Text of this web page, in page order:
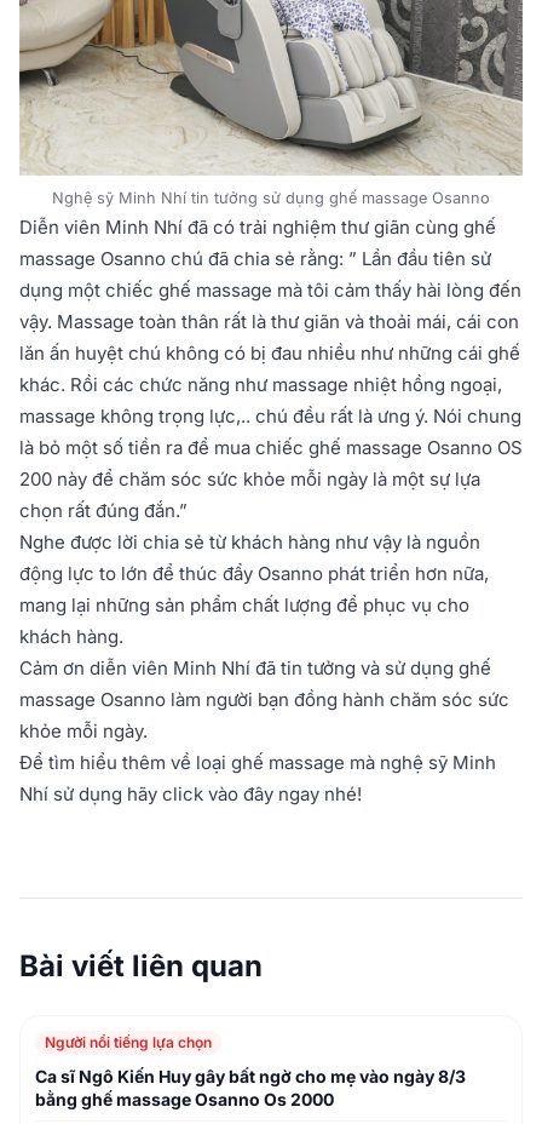
Nghệ sỹ Minh Nhí tin tưởng sử dụng ghế massage Osanno
Diễn viên Minh Nhí đã có trải nghiệm thư giãn cùng ghế
massage Osanno chú đã chia sẻ rằng: ” Lần đầu tiên sử
dụng một chiếc ghế massage mà tôi cảm thấy hài lòng đến
vậy. Massage toàn thân rất là thư giãn và thoải mái, cái con
lăn ấn huyệt chú không có bị đau nhiều như những cái ghế
khác. Rồi các chức năng như massage nhiệt hồng ngoại,
massage không trọng lực,.. chú đều rất là ưng ý. Nói chung
là bỏ một số tiền ra để mua chiếc ghế massage Osanno OS
200 này để chăm sóc sức khỏe mỗi ngày là một sự lựa
chọn rất đúng đắn.”
Nghe được lời chia sẻ từ khách hàng như vậy là nguồn
động lực to lớn để thúc đẩy Osanno phát triển hơn nữa,
mang lại những sản phẩm chất lượng để phục vụ cho
khách hàng.
Cảm ơn diễn viên Minh Nhí đã tin tưởng và sử dụng ghế
massage Osanno làm người bạn đồng hành chăm sóc sức
khỏe mỗi ngày.
Để tìm hiểu thêm về loại ghế massage mà nghệ sỹ Minh
Nhí sử dụng hãy click vào đây ngay nhé!
Bài viết liên quan
Người nổi tiếng lựa chọn
Ca sĩ Ngô Kiến Huy gây bất ngờ cho mẹ vào ngày 8/3
bằng ghế massage Osanno Os 2000